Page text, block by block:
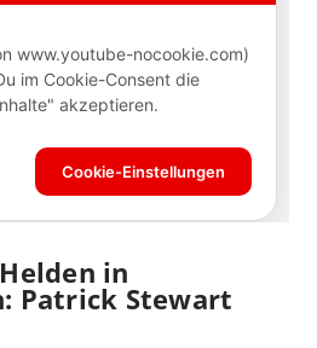
in
Patrick Stewart